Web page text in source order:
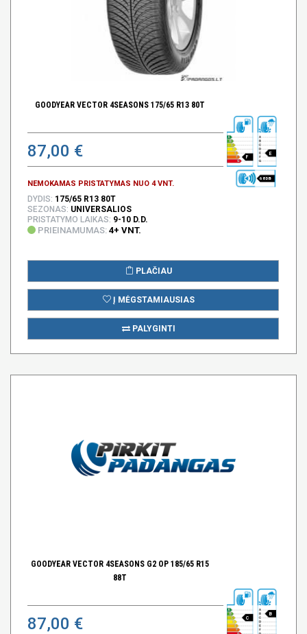
GOODYEAR VECTOR 4SEASONS 175/65 R13 80T
87,00 €
NEMOKAMAS PRISTATYMAS NUO 4 VNT.
F
E
68 DB
DYDIS: 175/65 R13 80T
SEZONAS: UNIVERSALIOS
PRISTATYMO LAIKAS: 9-10 D.D.
PRIEINAMUMAS: 4+ VNT.
PLAČIAU
Į MĖGSTAMIAUSIAS
PALYGINTI
GOODYEAR VECTOR 4SEASONS G2 OP 185/65 R15
88T
87,00 € C
B